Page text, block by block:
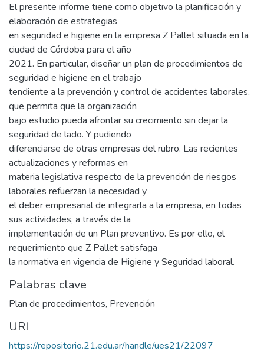
El presente informe tiene como objetivo la planificación y
elaboración de estrategias
en seguridad e higiene en la empresa Z Pallet situada en la
ciudad de Córdoba para el año
2021. En particular, diseñar un plan de procedimientos de
seguridad e higiene en el trabajo
tendiente a la prevención y control de accidentes laborales,
que permita que la organización
bajo estudio pueda afrontar su crecimiento sin dejar la
seguridad de lado. Y pudiendo
diferenciarse de otras empresas del rubro. Las recientes
actualizaciones y reformas en
materia legislativa respecto de la prevención de riesgos
laborales refuerzan la necesidad y
el deber empresarial de integrarla a la empresa, en todas
sus actividades, a través de la
implementación de un Plan preventivo. Es por ello, el
requerimiento que Z Pallet satisfaga
la normativa en vigencia de Higiene y Seguridad laboral.
Palabras clave
Plan de procedimientos, Prevención
URI
https://repositorio.21.edu.ar/handle/ues21/22097